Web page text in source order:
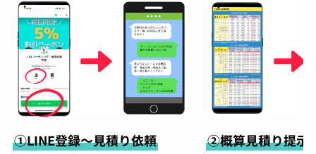
①LINE登録～見積り依頼
②概算見積り提示